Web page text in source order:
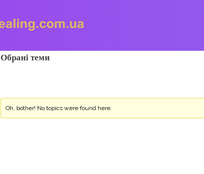
Обрані теми
Oh, bother! No topics were found here.